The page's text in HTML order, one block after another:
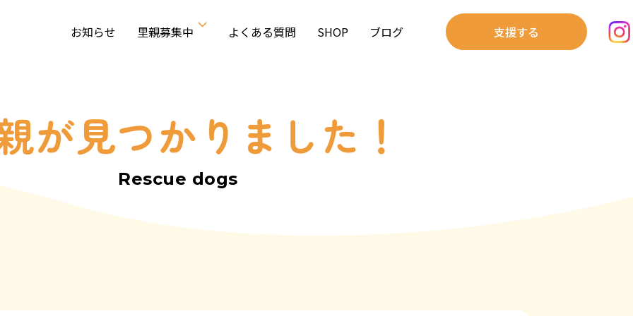
お知らせ 里親募集中 よくある質問 SHOP ブログ 支援する
が見つかりました！
Rescue dogs